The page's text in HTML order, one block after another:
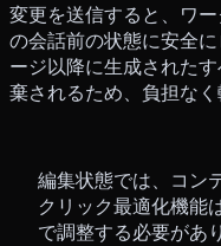
変更を送信すると、ワ
の会話前の状態に安全
ージ以降に生成された
棄されるため、負担なく
編集状態では、コン
クリック最適化機能
で調整する必要があ